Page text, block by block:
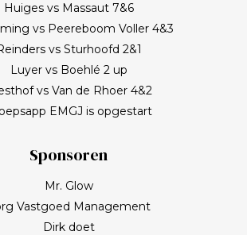
Huiges vs Massaut 7&6
vs Peereboom Voller 4&3
vs Sturhoofd 2&1
Luyer vs Boehlé 2 up
vs Van de Rhoer 4&2
EMGJ is opgestart
Sponsoren
Mr. Glow
Vastgoed Management
Dirk doet